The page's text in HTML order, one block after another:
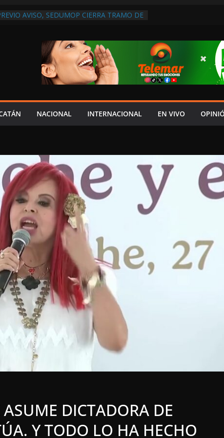
AVISO, SEDUMOP CIERRA TRAMO DE
ENTREGA EL DOCUMENTO DEL V
AL CONGRESO
EN LERMA; SILENCIO DE LAS
DE LA CFE
NACIONAL INTERNACIONAL EN VIVO
DICTADORA DE
Y TODO LO HA HECHO
ACOSO
LOCALES
LUJOS